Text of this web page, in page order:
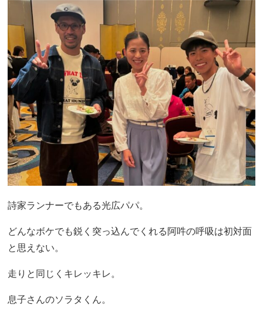
詩家ランナーでもある光広パパ。
どんなボケでも鋭く突っ込んでくれる阿吽の呼吸は初対面
と思えない。
走りと同じくキレッキレ。
息子さんのソラタくん。